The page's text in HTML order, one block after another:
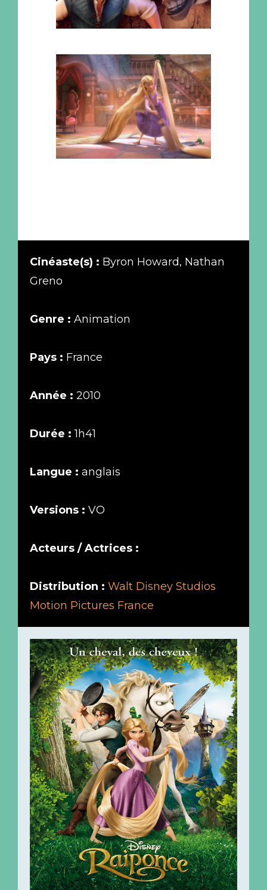
Cinéaste(s) : Byron Howard, Nathan
Greno
Genre : Animation
Pays : France
Année : 2010
Durée :1h41
Langue : anglais
Versions : VO
Acteurs / Actrices :
Distribution : Walt Disney Studios
Motion Pictures France